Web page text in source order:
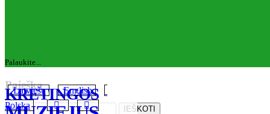
Palaukite...
KRETINGOS
Latviešu
English
Polska
Paieška